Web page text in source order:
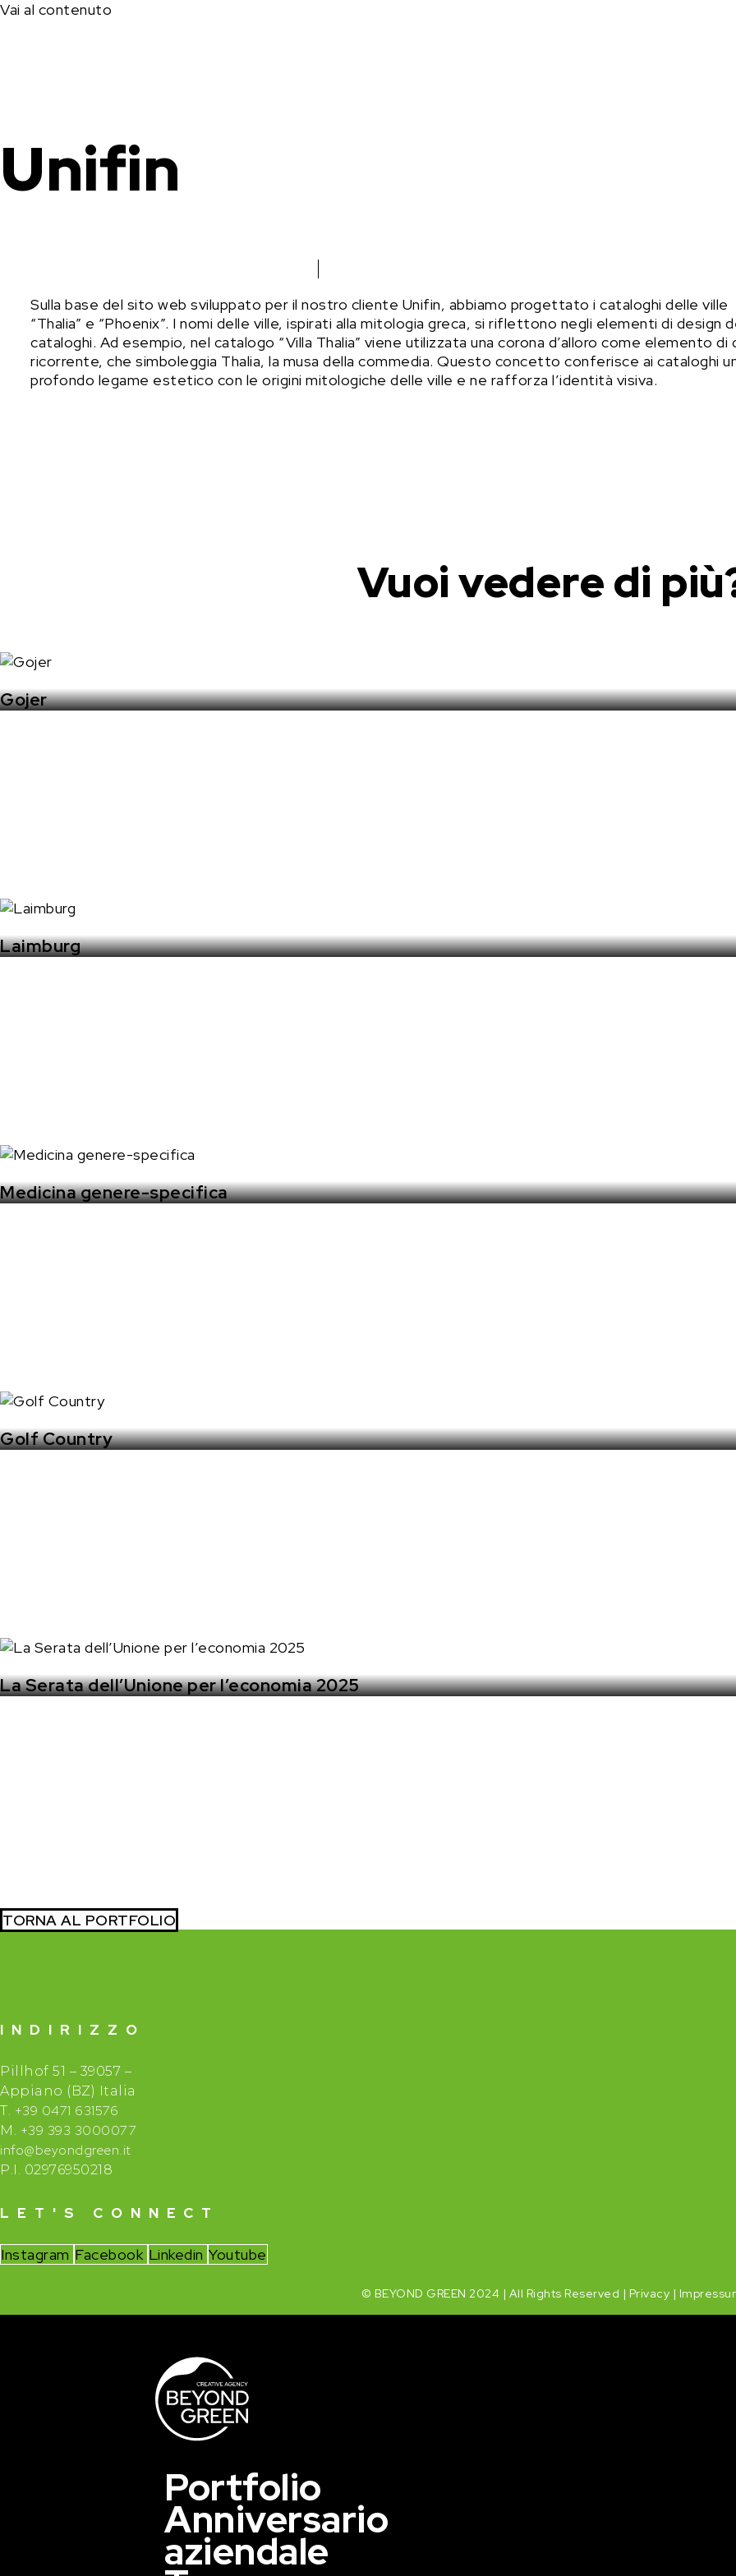
Vai al contenuto
Unifin
Sulla base del sito web sviluppato per il nostro cliente Unifin, abbiamo progettato i cataloghi delle ville
“Thalia” e “Phoenix”. I nomi delle ville, ispirati alla mitologia greca, si riflettono negli elementi di design
cataloghi. Ad esempio, nel catalogo “Villa Thalia” viene utilizzata una corona d’alloro come elemento di
ricorrente, che simboleggia Thalia, la musa della commedia. Questo concetto conferisce ai cataloghi
profondo legame estetico con le origini mitologiche delle ville e ne rafforza l’identità visiva.
Vuoi vedere di
Gojer
Laimburg
Medicina genere-specifica
Golf Country
La Serata dell’Unione per l’economia 2025
TORNA AL PORTFOLIO
INDIRIZZO
Pillhof 51 – 39057 –
Appiano (BZ) Italia
T. +39 0471 631576
M. +39 393 3000077
info@beyondgreen.it
P.I. 02976950218
LET'S CONNECT
Instagram Facebook Linkedin Youtube
© BEYOND GREEN 2024 | All Rights Reserved | Privacy |
Portfolio
Anniversario
aziendale